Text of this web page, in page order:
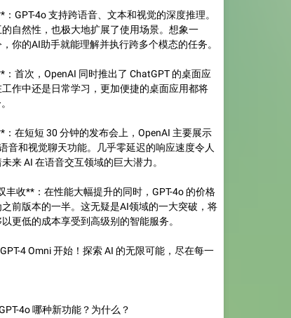
GPT-4o 支持跨语音、文本和视觉的深度推理。
自然性，也极大地扩展了使用场景。想象一
你的AI助手就能理解并执行跨多个模态的任务。
首次，OpenAI 同时推出了 ChatGPT 的桌面应
作中还是日常学习，更加便捷的桌面应用都将
在短短 30 分钟的发布会上，OpenAI 主要展示
音和视觉聊天功能。几乎零延迟的响应速度令人
来 AI 在语音交互领域的巨大潜力。
丰收**：在性能大幅提升的同时，GPT-4o 的价格
前版本的一半。这无疑是AI领域的一大突破，将
更低的成本享受到高级别的智能服务。
4 Omni 开始！探索 AI 的无限可能，尽在每一
4o 哪种新功能？为什么？